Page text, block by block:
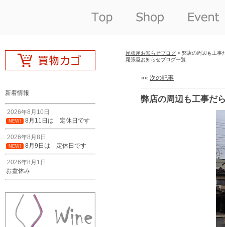
新着情報
2026年8月10日
NEW! 8月11日は 定休日です
2026年8月8日
NEW! 8月9日は 定休日です
2026年8月1日
お盆休み
尾張屋お知らせブログ > 弊店の周辺も工事
尾張屋お知らせブログ一覧
«« 次の記事
弊店の周辺も工事だ